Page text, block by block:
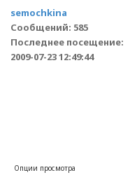
semochkina
Сообщений: 585
Последнее посещение:
2009-07-23 12:49:44
Опции просмотра